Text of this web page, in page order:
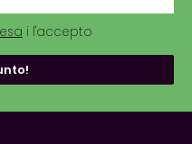
i l'accepto